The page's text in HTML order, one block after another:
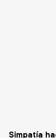
Simpatía